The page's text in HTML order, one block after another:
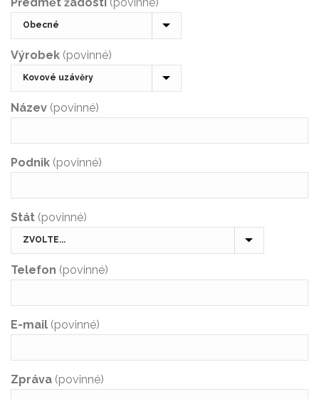
Výrobek (povinné)
Název (povinné)
Podnik (povinné)
Stát (povinné)
Telefon (povinné)
E-mail (povinné)
Zpráva (povinné)